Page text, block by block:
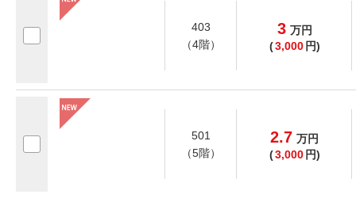
403
（4階）
3 万円
(3,000 円)
501
（5階）
2.7 万円
(3,000 円)